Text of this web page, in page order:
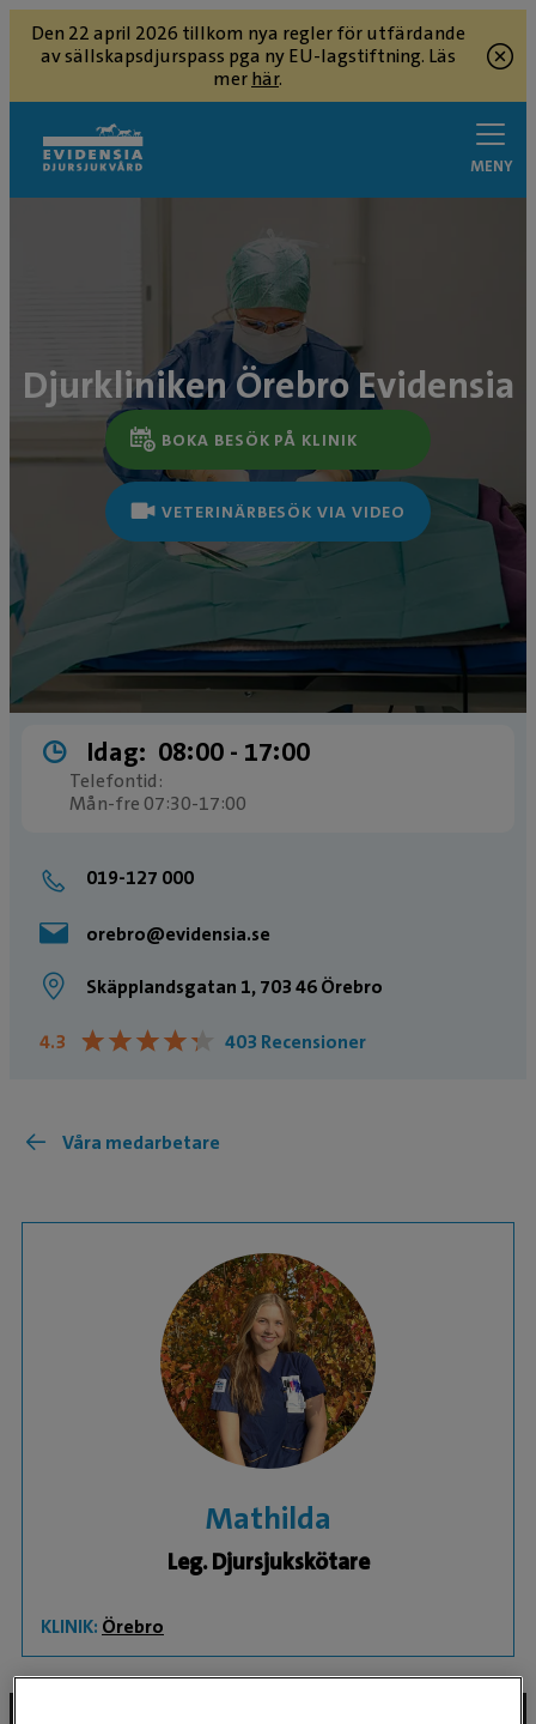
Den 22 april 2026 tillkom nya regler för utfärdande
av sällskapsdjurspass pga ny EU-lagstiftning. Läs
merhär.
MENY
Djurkliniken Örebro Evidensia
BOKA BESÖK PÅ KLINIK
VETERINÄRBESÖK VIA VIDEO
Idag: 08:00 ­- 17:00
Telefontid:
Mån-fre 07:30-17:00
019-127 000
orebro@evidensia.se
Skäpplandsgatan 1, 703 46 Örebro
4.3 ★★★★★
★★★★★ 403 Recensioner
Våra medarbetare
Mathilda
Leg. Djursjukskötare
KLINIK: Örebro